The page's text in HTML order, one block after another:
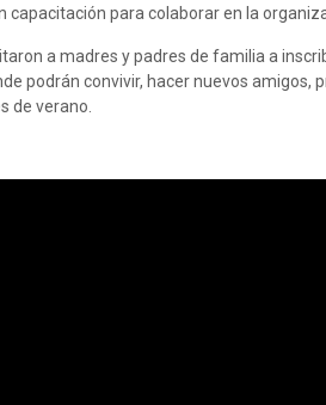
capacitación para colaborar en la
a madres y padres de familia a
podrán convivir, hacer nuevos amigos,
de verano.